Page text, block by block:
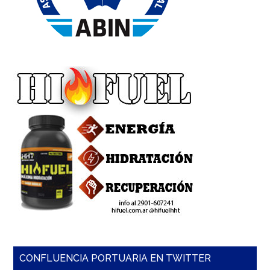
CONFLUENCIA PORTUARIA EN TWITTER